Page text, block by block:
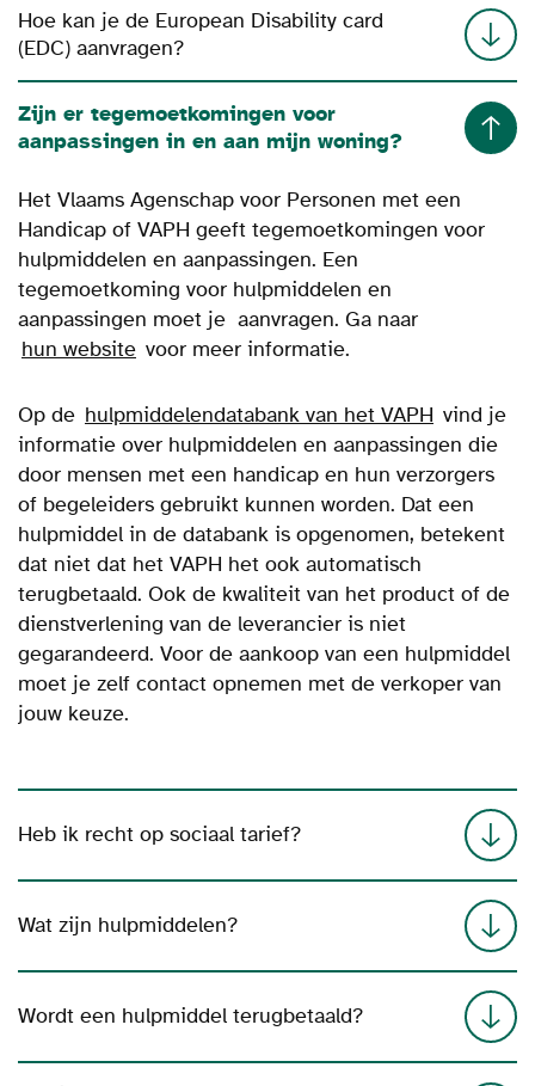
Hoe kan je de European Disability card
(EDC) aanvragen?
Zijn er tegemoetkomingen voor
aanpassingen in en aan mijn woning?
Het Vlaams Agenschap voor Personen met een
Handicap of VAPH geeft tegemoetkomingen voor
hulpmiddelen en aanpassingen. Een
tegemoetkoming voor hulpmiddelen en
aanpassingen moet je aanvragen. Ga naar
hun website voor meer informatie.
Op de hulpmiddelendatabank van het VAPH vind je
informatie over hulpmiddelen en aanpassingen die
door mensen met een handicap en hun verzorgers
of begeleiders gebruikt kunnen worden. Dat een
hulpmiddel in de databank is opgenomen, betekent
dat niet dat het VAPH het ook automatisch
terugbetaald. Ook de kwaliteit van het product of de
dienstverlening van de leverancier is niet
gegarandeerd. Voor de aankoop van een hulpmiddel
moet je zelf contact opnemen met de verkoper van
jouw keuze.
Heb ik recht op sociaal tarief?
Wat zijn hulpmiddelen?
Wordt een hulpmiddel terugbetaald?